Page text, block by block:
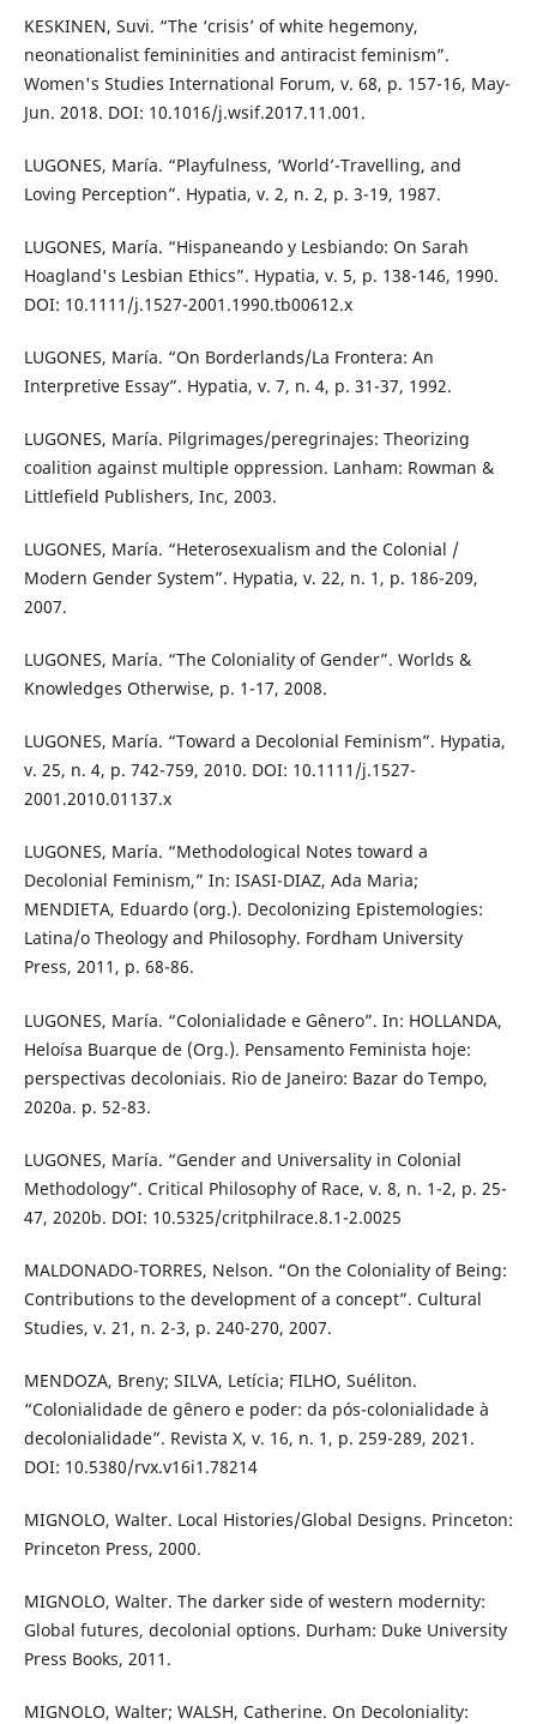
KESKINEN, Suvi. “The ‘crisis’ of white hegemony,
neonationalist femininities and antiracist feminism”.
Women's Studies International Forum, v. 68, p. 157-16, May-
Jun. 2018. DOI: 10.1016/j.wsif.2017.11.001.
LUGONES, María. “Playfulness, ‘World’-Travelling, and
Loving Perception”. Hypatia, v. 2, n. 2, p. 3-19, 1987.
LUGONES, María. “Hispaneando y Lesbiando: On Sarah
Hoagland's Lesbian Ethics”. Hypatia, v. 5, p. 138-146, 1990.
DOI: 10.1111/j.1527-2001.1990.tb00612.x
LUGONES, María. “On Borderlands/La Frontera: An
Interpretive Essay”. Hypatia, v. 7, n. 4, p. 31-37, 1992.
LUGONES, María. Pilgrimages/peregrinajes: Theorizing
coalition against multiple oppression. Lanham: Rowman &
Littlefield Publishers, Inc, 2003.
LUGONES, María. “Heterosexualism and the Colonial /
Modern Gender System”. Hypatia, v. 22, n. 1, p. 186-209,
2007.
LUGONES, María. “The Coloniality of Gender”. Worlds &
Knowledges Otherwise, p. 1-17, 2008.
LUGONES, María. “Toward a Decolonial Feminism”. Hypatia,
v. 25, n. 4, p. 742-759, 2010. DOI: 10.1111/j.1527-
2001.2010.01137.x
LUGONES, María. “Methodological Notes toward a
Decolonial Feminism,” In: ISASI-DIAZ, Ada Maria;
MENDIETA, Eduardo (org.). Decolonizing Epistemologies:
Latina/o Theology and Philosophy. Fordham University
Press, 2011, p. 68-86.
LUGONES, María. “Colonialidade e Gênero”. In: HOLLANDA,
Heloísa Buarque de (Org.). Pensamento Feminista hoje:
perspectivas decoloniais. Rio de Janeiro: Bazar do Tempo,
2020a. p. 52-83.
LUGONES, María. “Gender and Universality in Colonial
Methodology”. Critical Philosophy of Race, v. 8, n. 1-2, p. 25-
47, 2020b. DOI: 10.5325/critphilrace.8.1-2.0025
MALDONADO-TORRES, Nelson. “On the Coloniality of Being:
Contributions to the development of a concept”. Cultural
Studies, v. 21, n. 2-3, p. 240-270, 2007.
MENDOZA, Breny; SILVA, Letícia; FILHO, Suéliton.
“Colonialidade de gênero e poder: da pós-colonialidade à
decolonialidade”. Revista X, v. 16, n. 1, p. 259-289, 2021.
DOI: 10.5380/rvx.v16i1.78214
MIGNOLO, Walter. Local Histories/Global Designs. Princeton:
Princeton Press, 2000.
MIGNOLO, Walter. The darker side of western modernity:
Global futures, decolonial options. Durham: Duke University
Press Books, 2011.
MIGNOLO, Walter; WALSH, Catherine. On Decoloniality: